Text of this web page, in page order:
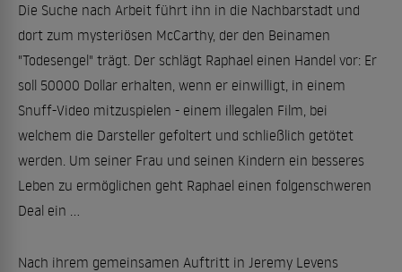
Die Suche nach Arbeit führt ihn in die Nachbarstadt und
dort zum mysteriösen McCarthy, der den Beinamen
"Todesengel" trägt. Der schlägt Raphael einen Handel vor: Er
soll 50000 Dollar erhalten, wenn er einwilligt, in einem
Snuff-Video mitzuspielen - einem illegalen Film, bei
welchem die Darsteller gefoltert und schließlich getötet
werden. Um seiner Frau und seinen Kindern ein besseres
Leben zu ermöglichen geht Raphael einen folgenschweren
Deal ein ...
Nach ihrem gemeinsamen Auftritt in Jeremy Levens